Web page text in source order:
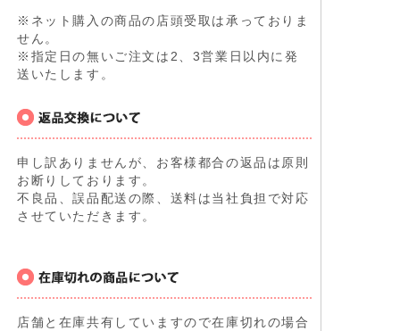
※ネット購入の商品の店頭受取は承っておりま
せん。
※指定日の無いご注文は2、3営業日以内に発
送いたします。
申し訳ありませんが、お客様都合の返品は原則
お断りしております。
不良品、誤品配送の際、送料は当社負担で対応
させていただきます。
店舗と在庫共有していますので在庫切れの場合